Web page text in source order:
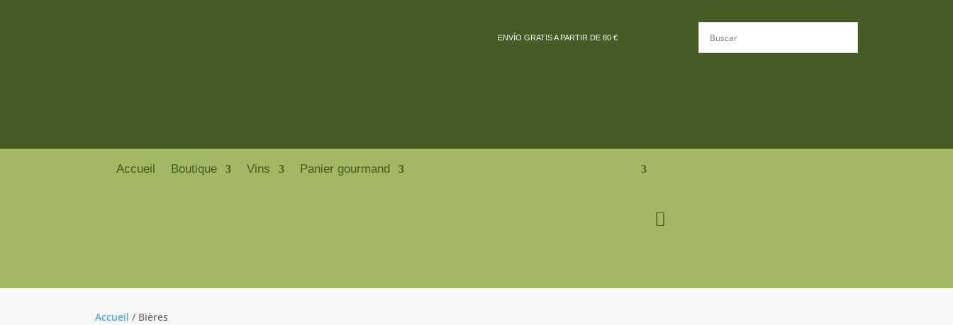
ENVÍO GRATIS A PARTIR DE 80 €
Accueil Boutique Vins Panier gourmand
Accueil / Bières